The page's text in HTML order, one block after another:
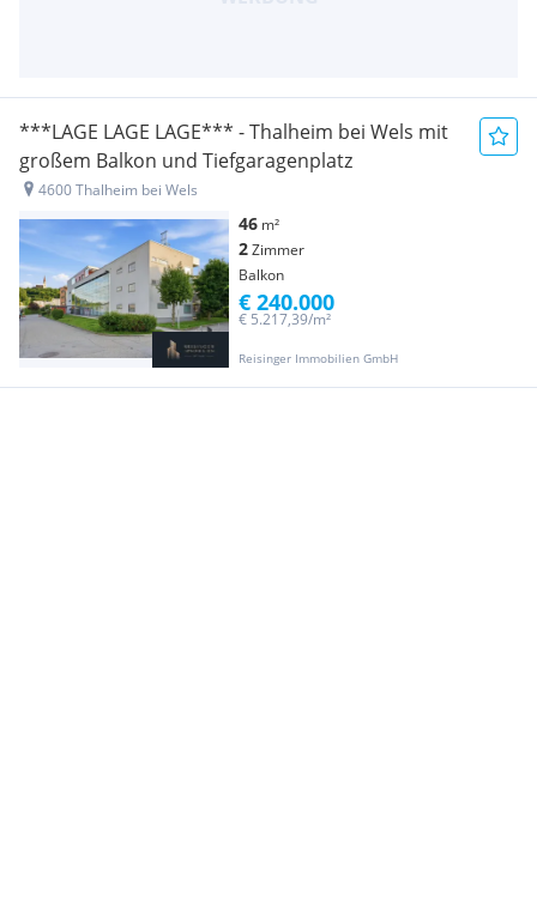
***LAGE LAGE LAGE*** - Thalheim bei Wels mit
großem Balkon und Tiefgaragenplatz
4600 Thalheim bei Wels
46 m²
2Zimmer
Balkon
Reisinger Immobilien GmbH
€ 5.217,39/m²
€ 240.000